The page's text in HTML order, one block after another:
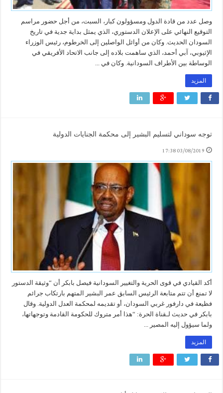
وصل عدد من قادة الدول ومسؤولون كبار، السبت، من أجل حضور مراسم
التوقيع النهائي على الإعلان الدستوري، الذي يمثل بداية جدية في تاريخ
السودان الحديث. وكان من أوائل الواصلين إلى الخرطوم، رئيس الوزراء
الإثيوبي، آبي أحمد، الذي ساهمت بلاده إلى جانب الاتحاد الأفريقي في
الوساطة بين الأطراف السودانية. وكان في ...
المزيد
توجه سوداني لتسليم البشير إلى محكمة الجنايات الدولية
03/08/2019 17:38
أكد القيادي في قوى الحرية والتغيير السودانية فيصل بابكر أن “وثيقة الدستور
لا تمنع أن تتم متابعة الرئيس السابق عمر البشير المتهم بارتكاب جرائم
فظيعة في دارفور غربي السودان، أو تقديمه لمحكمة العدل الدولية. وقال
بابكر في حديث لـقناة الحرة: “هذا أمر متروك للحكومة القادمة وتوجهاتها،
ولما سيؤول إليه المصير ...
المزيد